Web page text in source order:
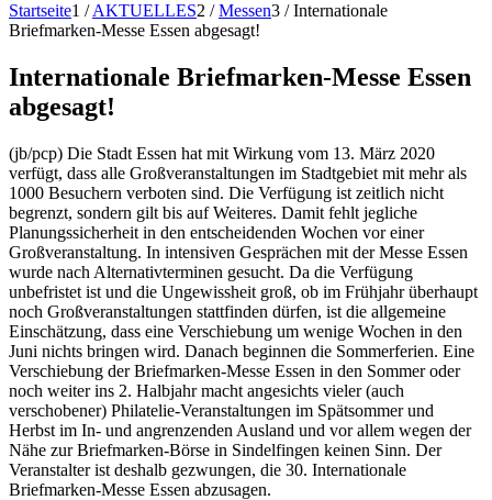
Startseite1 / AKTUELLES2 / Messen3 / Internationale
Briefmarken-Messe Essen abgesagt!
Internationale Briefmarken-Messe Essen
abgesagt!
(jb/pcp) Die Stadt Essen hat mit Wirkung vom 13. März 2020
verfügt, dass alle Großveranstaltungen im Stadtgebiet mit mehr als
1000 Besuchern verboten sind. Die Verfügung ist zeitlich nicht
begrenzt, sondern gilt bis auf Weiteres. Damit fehlt jegliche
Planungssicherheit in den entscheidenden Wochen vor einer
Großveranstaltung. In intensiven Gesprächen mit der Messe Essen
wurde nach Alternativterminen gesucht. Da die Verfügung
unbefristet ist und die Ungewissheit groß, ob im Frühjahr überhaupt
noch Großveranstaltungen stattfinden dürfen, ist die allgemeine
Einschätzung, dass eine Verschiebung um wenige Wochen in den
Juni nichts bringen wird. Danach beginnen die Sommerferien. Eine
Verschiebung der Briefmarken-Messe Essen in den Sommer oder
noch weiter ins 2. Halbjahr macht angesichts vieler (auch
verschobener) Philatelie-Veranstaltungen im Spätsommer und
Herbst im In- und angrenzenden Ausland und vor allem wegen der
Nähe zur Briefmarken-Börse in Sindelfingen keinen Sinn. Der
Veranstalter ist deshalb gezwungen, die 30. Internationale
Briefmarken-Messe Essen abzusagen.